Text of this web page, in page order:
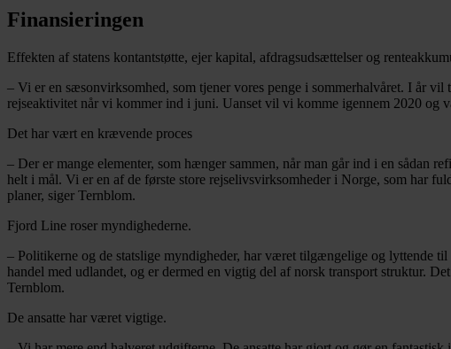
Finansieringen
Effekten af statens kontantstøtte, ejer kapital, afdragsudsættelser og
– Vi er en sæsonvirksomhed, som tjener vores penge i sommerhalvåret. I år
rejseaktivitet når vi kommer ind i juni. Uanset vil vi komme igennem 2020
Det har vært en krævende proces
– Der er mange elementer, som hænger sammen, når man går ind i en sådan
helt i mål. Vi er en af de første store rejselivsvirksomheder i Norge, som har
planer, siger Ternblom.
Fjord Line roser myndighederne.
– Politikerne og de statslige myndigheder, har været tilgængelige og lyttende
handel med udlandet, og er dermed en vigtig del af norsk transport struktur.
Ternblom.
De ansatte har været vigtige.